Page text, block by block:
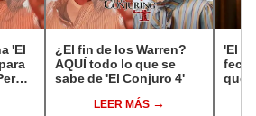
'El
y
¿El fin de los Warren?
AQUÍ todo lo que se
sabe de 'El Conjuro 4'
LEER MÁS
'El
que